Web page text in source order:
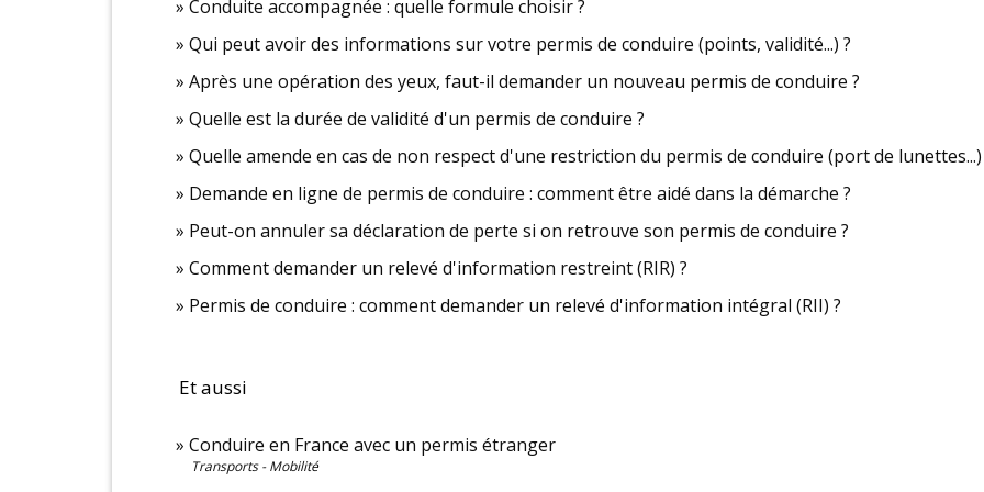
Conduite accompagnée : quelle formule choisir ?
Qui peut avoir des informations sur votre permis de conduire (points, validité...) ?
Après une opération des yeux, faut-il demander un nouveau permis de conduire ?
Quelle est la durée de validité d'un permis de conduire ?
Quelle amende en cas de non respect d'une restriction du permis de conduire (port de lunettes...)
Demande en ligne de permis de conduire : comment être aidé dans la démarche ?
Peut-on annuler sa déclaration de perte si on retrouve son permis de conduire ?
Comment demander un relevé d'information restreint (RIR) ?
Permis de conduire : comment demander un relevé d'information intégral (RII) ?
Et aussi
Conduire en France avec un permis étranger
Transports - Mobilité